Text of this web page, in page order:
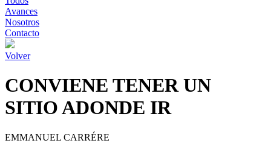
Avances
Nosotros
Contacto
Volver
CONVIENE TENER UN
SITIO ADONDE IR
EMMANUEL CARRÉRE